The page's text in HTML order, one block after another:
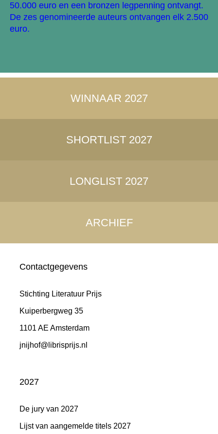
50.000 euro en een bronzen legpenning ontvangt.
De zes genomineerde auteurs ontvangen elk 2.500
euro.
WINNAAR 2027
SHORTLIST 2027
LONGLIST 2027
ARCHIEF
Contactgegevens
Stichting Literatuur Prijs
Kuiperbergweg 35
1101 AE Amsterdam
jnijhof@librisprijs.nl
2027
De jury van 2027
Lijst van aangemelde titels 2027